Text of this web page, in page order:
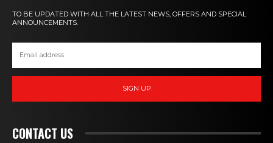
TO BE UPDATED WITH ALL THE LATEST NEWS, OFFERS AND SPECIAL
ANNOUNCEMENTS.
SIGN UP
CONTACT US